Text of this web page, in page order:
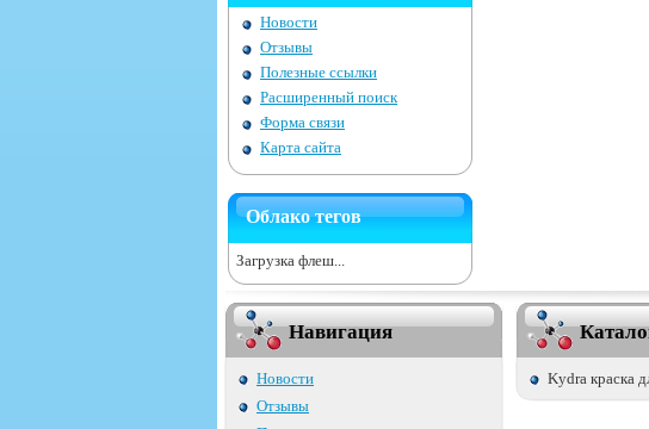
Новости
Отзывы
Полезные ссылки
Расширенный поиск
Форма связи
Карта сайта
Облако тегов
Загрузка флеш...
Навигация
Новости
Отзывы
Kydra краска